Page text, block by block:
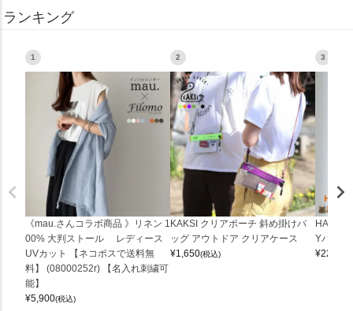
ランキング
1
《mau.さんコラボ商品 》リネン 1
00% 大判ストール レディース
UVカット 【ネコポスで送料無
料】 (08000252r) 【名入れ刺繍可
能】
¥5,900(税込)
2
KAKSI クリアポーチ 斜め掛けバ
ッグ アウトドア クリアケース
¥1,650(税込)
3
Yバッグ
¥22,000